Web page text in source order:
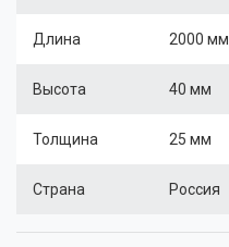
Длина 2000 мм
Высота 40 мм
Толщина 25 мм
Страна Россия